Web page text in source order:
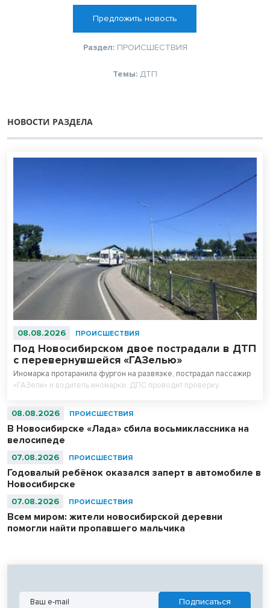
Предложить новость
Раздел: ПРОИСШЕСТВИЯ
Темы: ДТП
НОВОСТИ РАЗДЕЛА
08.08.2026 ПРОИСШЕСТВИЯ
Под Новосибирском двое пострадали в ДТП
с перевернувшейся «ГАЗелью»
Иномарка протаранила фургон на развязке, пострадал пассажир
«ГАЗели» и водитель иномарки. ДПС проводит проверку.
08.08.2026 ПРОИСШЕСТВИЯ
В Новосибирске «Лада» сбила восьмиклассника на
велосипеде
07.08.2026 ПРОИСШЕСТВИЯ
Годовалый ребёнок оказался заперт в автомобиле в
Новосибирске
07.08.2026 ПРОИСШЕСТВИЯ
Всем миром: жители новосибирской деревни
помогли найти пропавшего мальчика